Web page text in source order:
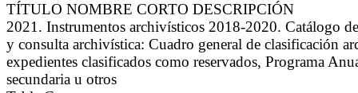
TÍTULO NOMBRE CORTO DESCRIPCIÓN
2021. Instrumentos archivísticos 2018-2020. Catálogo
y consulta archivística: Cuadro general de clasificación
expedientes clasificados como reservados, Programa
secundaria u otros